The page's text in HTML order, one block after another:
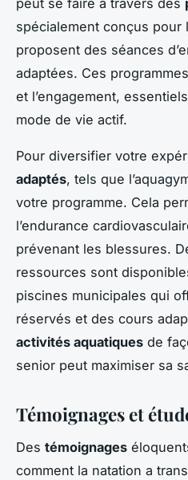
spécialement conçus pour
proposent des séances
adaptées. Ces
et l’engagement,
mode de vie actif.
Pour diversifier votre
adaptés, tels que
votre programme. Cela
l’endurance
prévenant les blessures.
ressources sont
piscines municipales qui
réservés et des cours
activités aquatiques de
senior peut maximiser sa
Témoignages et
Des témoignages
comment la natation a